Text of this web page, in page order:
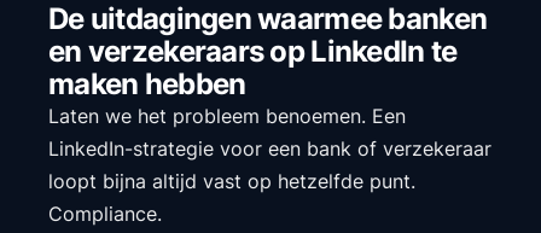
De uitdagingen waarmee banken
en verzekeraars op LinkedIn te
maken hebben
Laten we het probleem benoemen. Een
LinkedIn-strategie voor een bank of verzekeraar
loopt bijna altijd vast op hetzelfde punt.
Compliance.